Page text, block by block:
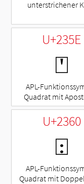
unterstrichener
U+235E
⍞
APL-
Quadrat mit
U+2360
⍠
APL-
Quadrat mit